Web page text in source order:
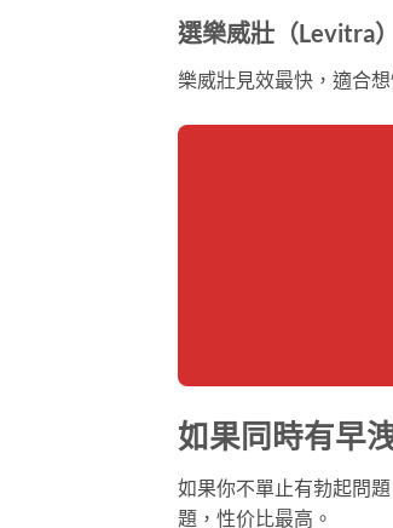
選樂威壯（Levitra
樂威壯見效最快，適合
如果同時有早
如果你不單止有勃起問
題，性价比最高。